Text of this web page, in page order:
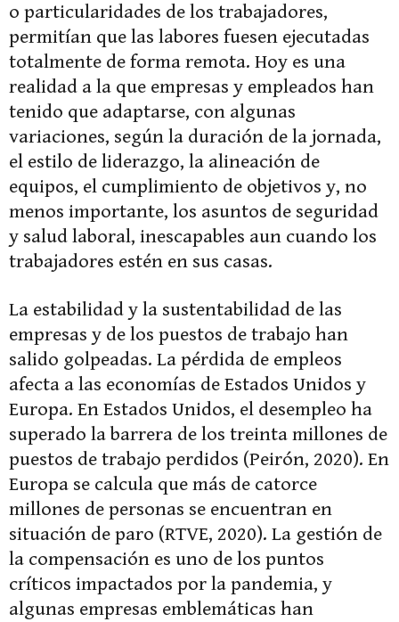
o particularidades de los trabajadores,
permitían que las labores fuesen ejecutadas
totalmente de forma remota. Hoy es una
realidad a la que empresas y empleados han
tenido que adaptarse, con algunas
variaciones, según la duración de la jornada,
el estilo de liderazgo, la alineación de
equipos, el cumplimiento de objetivos y, no
menos importante, los asuntos de seguridad
y salud laboral, inescapables aun cuando los
trabajadores estén en sus casas.
La estabilidad y la sustentabilidad de las
empresas y de los puestos de trabajo han
salido golpeadas. La pérdida de empleos
afecta a las economías de Estados Unidos y
Europa. En Estados Unidos, el desempleo ha
superado la barrera de los treinta millones de
puestos de trabajo perdidos (Peirón, 2020). En
Europa se calcula que más de catorce
millones de personas se encuentran en
situación de paro (RTVE, 2020). La gestión de
la compensación es uno de los puntos
críticos impactados por la pandemia, y
algunas empresas emblemáticas han